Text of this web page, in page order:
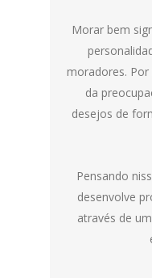
Morar bem
moradores.
da
desejos de
Pensando
desenvolve
através de